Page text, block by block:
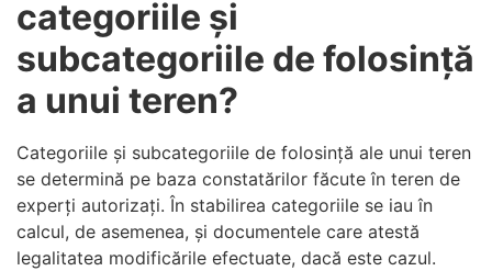
categoriile și
subcategoriile de folosință
a unui teren?
Categoriile și subcategoriile de folosință ale unui teren
se determină pe baza constatărilor făcute în teren de
experți autorizați. În stabilirea categoriile se iau în
calcul, de asemenea, și documentele care atestă
legalitatea modificările efectuate, dacă este cazul.